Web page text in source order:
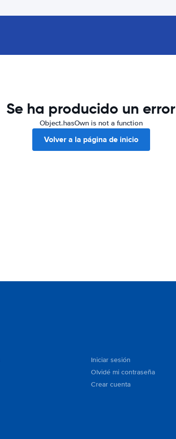
Se ha producido un error
Object.hasOwn is not a function
Volver a la página de inicio
Iniciar sesión
Olvidé mi contraseña
Crear cuenta